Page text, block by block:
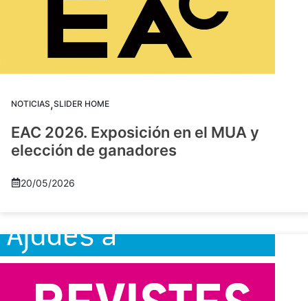
NOTICIAS,SLIDER HOME
EAC 2026. Exposición en el MUA y
elección de ganadores
20/05/2026